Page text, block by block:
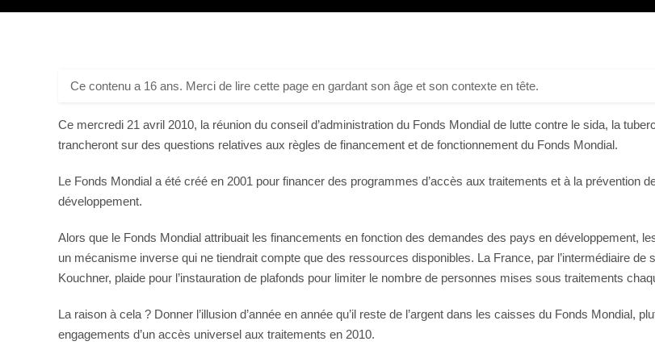
Ce contenu a 16 ans. Merci de lire cette page en gardant son âge et son contexte en tête.
Ce mercredi 21 avril 2010, la réunion du conseil d’administration du Fonds Mondial de lutte contre le sida, la
trancheront sur des questions relatives aux règles de financement et de fonctionnement du Fonds Mondial.
Le Fonds Mondial a été créé en 2001 pour financer des programmes d’accès aux traitements et à la prévention
développement.
Alors que le Fonds Mondial attribuait les financements en fonction des demandes des pays en développement,
un mécanisme inverse qui ne tiendrait compte que des ressources disponibles. La France, par l’intermédiaire
Kouchner, plaide pour l’instauration de plafonds pour limiter le nombre de personnes mises sous traitements
La raison à cela ? Donner l’illusion d’année en année qu’il reste de l’argent dans les caisses du Fonds Mondial,
engagements d’un accès universel aux traitements en 2010.